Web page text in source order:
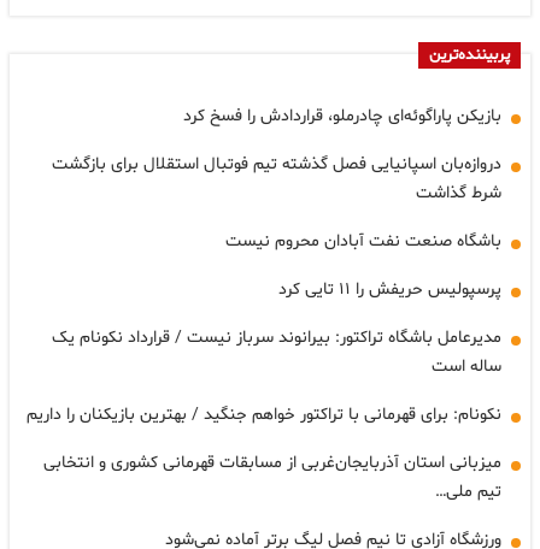
پربیننده‌ترین
بازیکن پاراگوئه‌ای چادرملو، قراردادش را فسخ کرد
دروازه‌بان اسپانیایی فصل گذشته تیم فوتبال استقلال برای بازگشت
شرط گذاشت
باشگاه صنعت نفت آبادان محروم نیست
پرسپولیس حریفش را ۱۱ تایی کرد
مدیرعامل باشگاه تراکتور: بیرانوند سرباز نیست / قرارداد نکونام یک
ساله است
نکونام: برای قهرمانی با تراکتور خواهم جنگید / بهترین بازیکنان را داریم
میزبانی استان آذربایجان‌غربی از مسابقات قهرمانی کشوری و انتخابی
تیم ملی…
ورزشگاه آزادی تا نیم فصل لیگ برتر آماده نمی‌شود